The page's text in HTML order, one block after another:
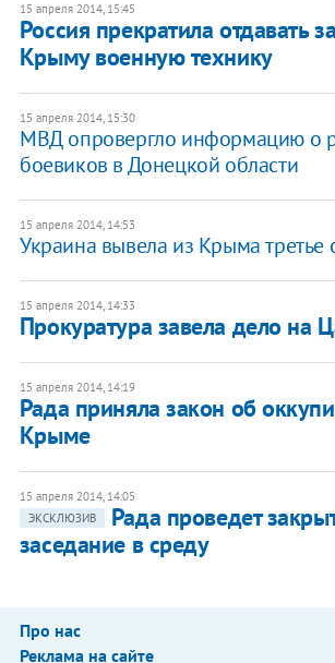
15 апреля 2014, 15:45
Россия прекратила отдавать
Крыму военную технику
15 апреля 2014, 15:30
МВД опровергло информацию о
боевиков в Донецкой области
15 апреля 2014, 14:53
Украина вывела из Крыма
15 апреля 2014, 14:33
Прокуратура завела дело на
15 апреля 2014, 14:19
Рада приняла закон об
Крыме
15 апреля 2014, 14:05
ЭКСКЛЮЗИВ
Рада проведет
заседание в среду
Про нас
Реклама на сайте